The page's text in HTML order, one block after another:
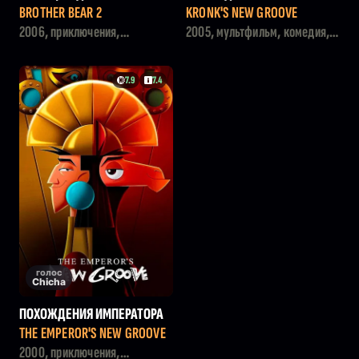
И В БЕГАХ
BROTHER BEAR 2
2006, приключения,
2: ПРИКЛЮЧЕНИЯ КРОНКА
KRONK'S NEW GROOVE
2005, мультфильм, комедия,
7.9 7.4
голос
Chicha
ПОХОЖДЕНИЯ ИМПЕРАТОРА
THE EMPEROR'S NEW GROOVE
2000, приключения,